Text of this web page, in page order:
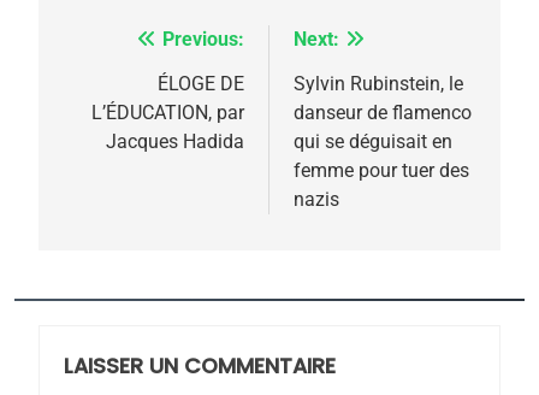
Navigation
l’article
Previous:
ÉLOGE DE
L’ÉDUCATION, par
Jacques Hadida
Next:
Sylvin Rubinstein, le
danseur de flamenco
qui se déguisait en
femme pour tuer des
nazis
LAISSER UN COMMENTAIRE
l’antisémitisme
FIÈRE, DIGNE ET RÉSILIENTE :
POURQUOI JE REVENDIQUE
MA JUDAÏTE par Thérèse
Zrihen-Dvir
ISRAÉL JUDAISME
JUDAISME
8